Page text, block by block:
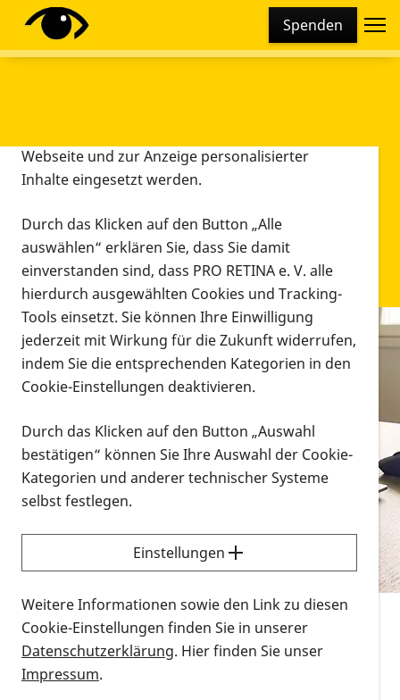
Spenden
Infomaterial
Infomaterial
Vorlesen
Alle Infomaterialien in verschiedenen
Formaten an einem Ort
Sie möchten wissen, wie Sie nach Infonmaterial
suchen und dieses bestellen bzw. herunterladen
können? Schauen Sie sich dieErklärvideos zum
Thema Infomaterial auf der PRO RETINA-Website
für blinde und sehbehinderte Menschen an.
Auf dieser Seite finden Sie sämtliches Infomaterial
Diese Webseite setzt verschiedene Cookies und
Tracking-Tools ein. Dies beinhaltet Cookies und
Webseite und zur Anzeige personalisierter
Inhalte eingesetzt werden.
Durch das Klicken auf den Button „Alle
auswählen“ erklären Sie, dass Sie damit
einverstanden sind, dass PRO RETINA e. V. alle
hierdurch ausgewählten Cookies und Tracking-
Tools einsetzt. Sie können Ihre Einwilligung
jederzeit mit Wirkung für die Zukunft widerrufen,
indem Sie die entsprechenden Kategorien in den
Cookie-Einstellungen deaktivieren.
Durch das Klicken auf den Button „Auswahl
bestätigen“ können Sie Ihre Auswahl der Cookie-
Kategorien und anderer technischer Systeme
selbst festlegen.
Einstellungen
Weitere Informationen sowie den Link zu diesen
Cookie-Einstellungen finden Sie in unserer
Datenschutzerklärung. Hier finden Sie unser
Impressum.